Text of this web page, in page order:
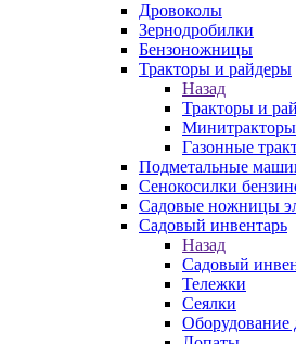
Дровоколы
Зернодробилки
Бензоножницы
Тракторы и райдеры
Назад
Тракторы и
Минитракторы
Газонные
Подметальные
Сенокосилки
Садовые ножницы
Садовый инвентарь
Назад
Садовый
Тележки
Сеялки
Оборудование